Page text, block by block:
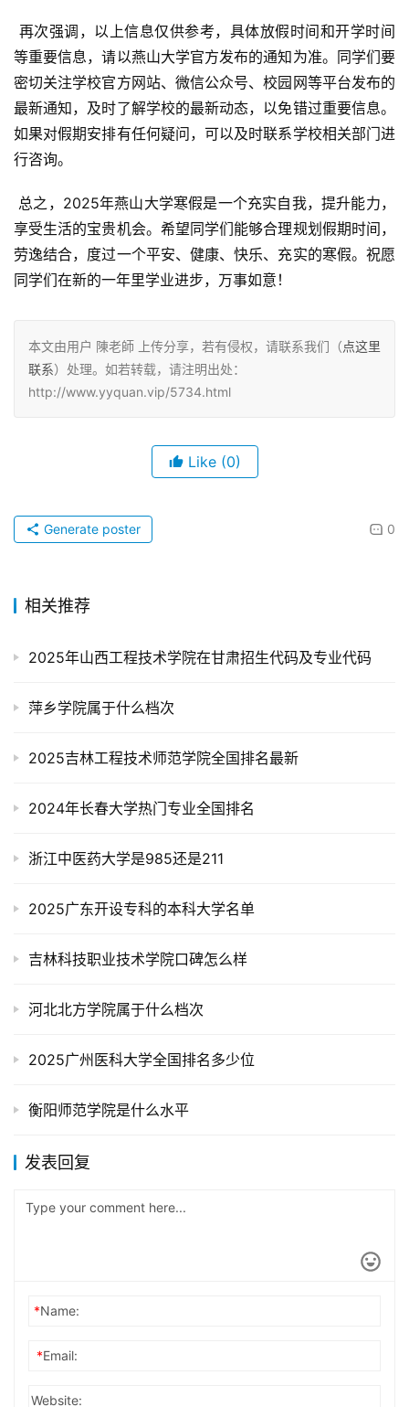
等重要信息，请以燕山大学官方发布的通知为准。同学们要
密切关注学校官方网站、微信公众号、校园网等平台发布的
最新通知，及时了解学校的最新动态，以免错过重要信息。
如果对假期安排有任何疑问，可以及时联系学校相关部门进
行咨询。
享受生活的宝贵机会。希望同学们能够合理规划假期时间，
劳逸结合，度过一个平安、健康、快乐、充实的寒假。祝愿
同学们在新的一年里学业进步，万事如意！
本文由用户 陳老師 上传分享，若有侵权，请联系我们（点这里
联系）处理。如若转载，请注明出处：
http://www.yyquan.vip/5734.html
Like (0)
0
Generate poster
相关推荐
2025年山西工程技术学院在甘肃招生代码及专业代码
萍乡学院属于什么档次
2025吉林工程技术师范学院全国排名最新
2024年长春大学热门专业全国排名
浙江中医药大学是985还是211
2025广东开设专科的本科大学名单
吉林科技职业技术学院口碑怎么样
河北北方学院属于什么档次
2025广州医科大学全国排名多少位
衡阳师范学院是什么水平
发表回复
*Name:
*Email:
Website: